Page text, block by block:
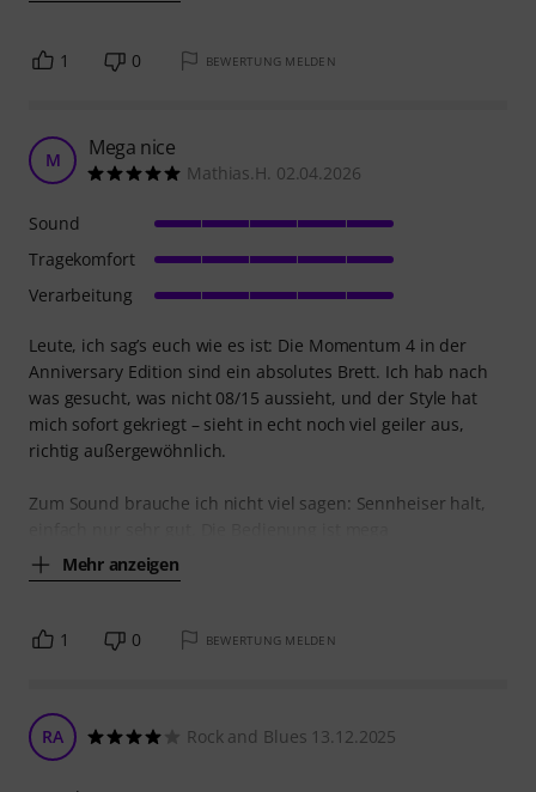
1 0 BEWERTUNG MELDEN
M Mega nice
Mathias.H. 02.04.2026
Leute, ich sag’s euch wie es ist: Die Momentum 4 in der
Anniversary Edition sind ein absolutes Brett. Ich hab nach
was gesucht, was nicht 08/15 aussieht, und der Style hat
mich sofort gekriegt – sieht in echt noch viel geiler aus,
richtig außergewöhnlich.
​Zum Sound brauche ich nicht viel sagen: Sennheiser halt,
Mehr anzeigen
Sound
Tragekomfort
Verarbeitung
1 0 BEWERTUNG MELDEN
RA Rock and Blues 13.12.2025